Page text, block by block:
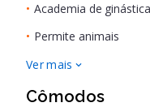
• Academia de ginástica
• Permite animais
Ver mais
Cômodos